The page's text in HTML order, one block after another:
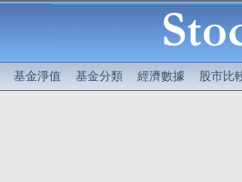
基金淨值 基金分類 經濟數據 股市比